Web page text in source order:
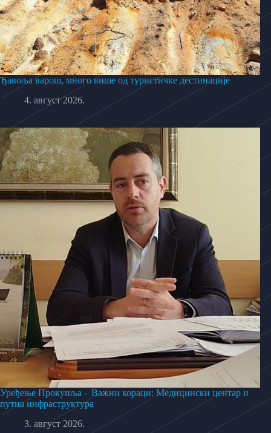
Ђавоља варош, много више од туристичке дестинације
4. август 2026.
Уређење Прокупља – Важни кораци: Медицински центар и
путна инфраструктура
3. август 2026.